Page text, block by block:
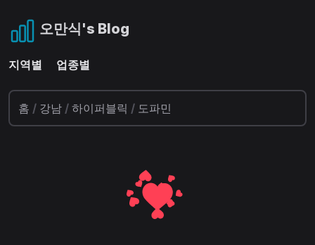
오만식's Blog
지역별 업종별
홈 / 강남 / 하이퍼블릭 / 도파민